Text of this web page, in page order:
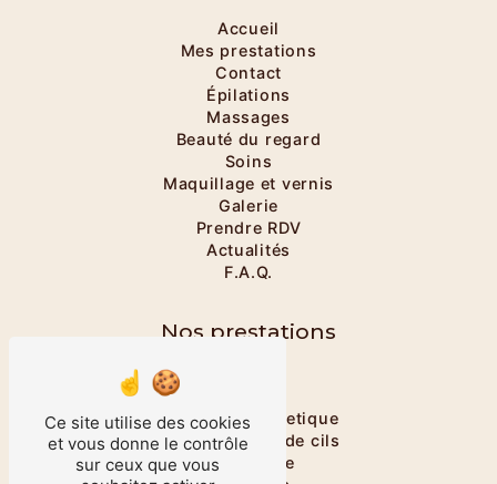
Accueil
Mes prestations
Contact
Épilations
Massages
Beauté du regard
Soins
Maquillage et vernis
Galerie
Prendre RDV
Actualités
F.A.Q.
Nos prestations
Massage énergetique
Rehaussement de cils
Maquillage
Ce site utilise des cookies
et vous donne le contrôle
sur ceux que vous